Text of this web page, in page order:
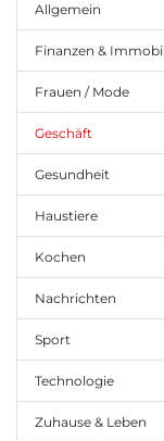
Allgemein
Finanzen &
Frauen / Mode
Geschäft
Gesundheit
Haustiere
Kochen
Nachrichten
Sport
Technologie
Zuhause & Leben